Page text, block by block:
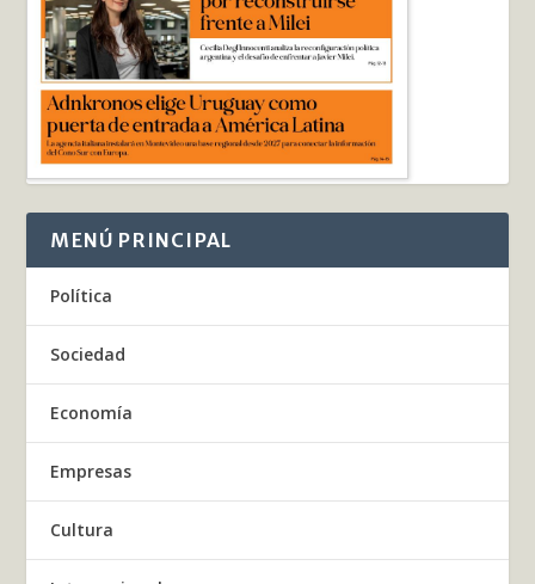
MENÚ PRINCIPAL
Política
Sociedad
Economía
Empresas
Cultura